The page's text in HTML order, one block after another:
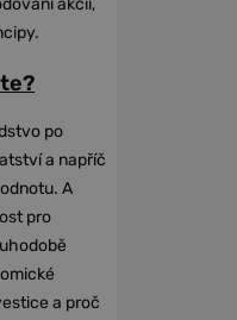
akcií,
po
a napříč
A
pro
a proč